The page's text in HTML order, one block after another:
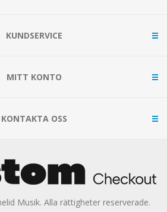
KUNDSERVICE
MITT KONTO
KONTAKTA OSS
Musik. Alla rättigheter reserverade.